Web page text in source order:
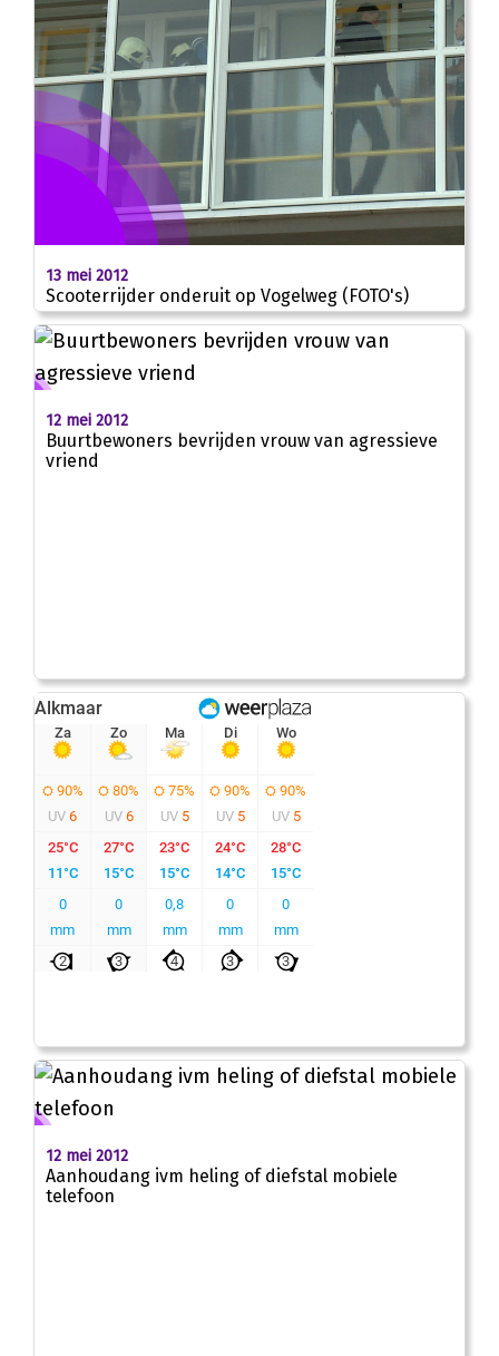
13 mei 2012
Scooterrijder onderuit op Vogelweg (FOTO's)
12 mei 2012
Buurtbewoners bevrijden vrouw van agressieve
vriend
12 mei 2012
Aanhoudang ivm heling of diefstal mobiele
telefoon